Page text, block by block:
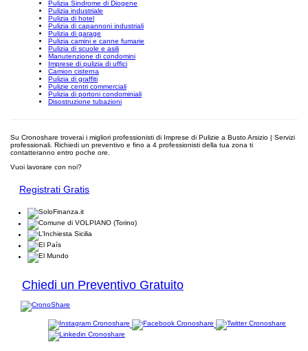
Pulizia Sindrome di Diogene
Pulizia industriale
Pulizia di hotel
Pulizia di capannoni industriali
Pulizia di garage
Pulizia camini e canne fumarie
Pulizia di scuole e asili
Manutenzione di condomini
Imprese di pulizia di uffici
Camion cisterna
Pulizia di graffiti
Pulizie centri commerciali
Pulizia di portoni condominiali
Disostruzione tubazioni
Su Cronoshare troverai i migliori professionisti di Imprese di Pulizie a Busto Arsizio | Servizi
professionali. Richiedi un preventivo e fino a 4 professionisti della tua zona ti
contatteranno entro poche ore.
Vuoi lavorare con noi?
Registrati Gratis
Chiedi un Preventivo Gratuito